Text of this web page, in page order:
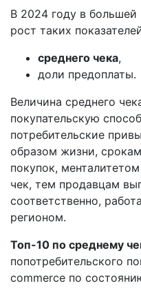
В 2024 году в большей
рост таких
среднего чека,
доли предоплаты.
Величина среднего
покупательскую
потребительские
образом жизни,
покупок,
чек, тем продавцам
соответственно,
регионом.
Топ-10 по среднему
попотребительского
commerce по